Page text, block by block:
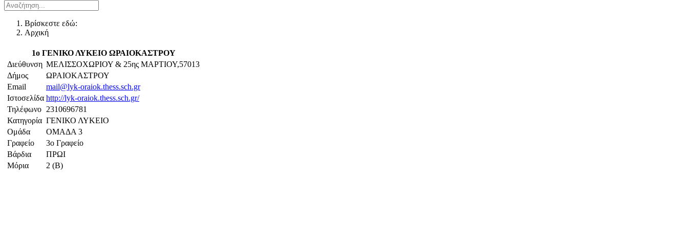
Βρίσκεστε εδώ:
Αρχική
1ο ΓΕΝΙΚΟ ΛΥΚΕΙΟ ΩΡΑΙΟΚΑΣΤΡΟΥ
Διεύθυνση ΜΕΛΙΣΣΟΧΩΡΙΟΥ & 25ης ΜΑΡΤΙΟΥ,57013
Δήμος
ΩΡΑΙΟΚΑΣΤΡΟΥ
Email
mail@lyk-oraiok.thess.sch.gr
Ιστοσελίδα http://lyk-oraiok.thess.sch.gr/
Τηλέφωνο 2310696781
Κατηγορία ΓΕΝΙΚΟ ΛΥΚΕΙΟ
Ομάδα
ΟΜΑΔΑ 3
Γραφείο
3ο Γραφείο
Βάρδια
ΠΡΩΙ
Μόρια
2 (Β)